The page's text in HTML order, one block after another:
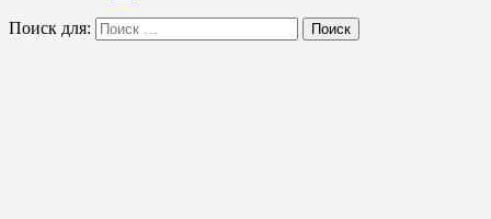
Поиск для: Поиск